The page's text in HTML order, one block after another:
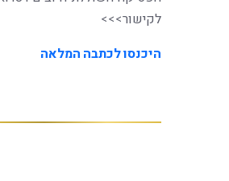
לקישור>>>
היכנסו לכתבה המלאה